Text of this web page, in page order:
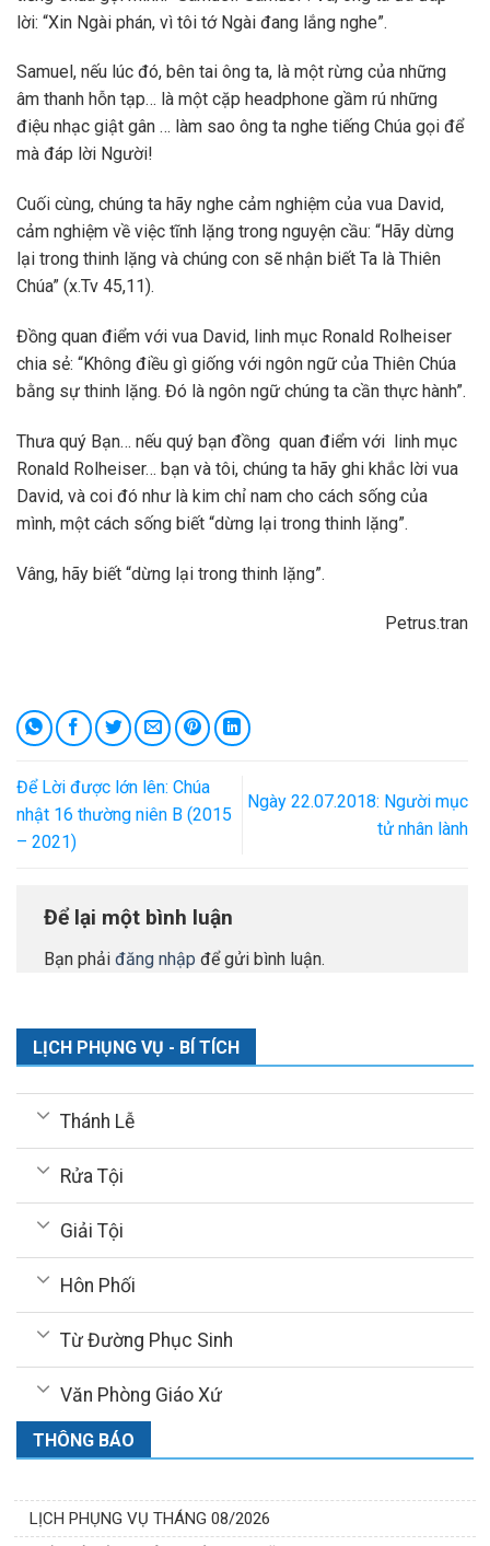
lời: “Xin Ngài phán, vì tôi tớ Ngài đang lắng nghe”.
Samuel, nếu lúc đó, bên tai ông ta, là một rừng của những
âm thanh hỗn tạp… là một cặp headphone gầm rú những
điệu nhạc giật gân … làm sao ông ta nghe tiếng Chúa gọi để
mà đáp lời Người!
Cuối cùng, chúng ta hãy nghe cảm nghiệm của vua David,
cảm nghiệm về việc tĩnh lặng trong nguyện cầu: “Hãy dừng
lại trong thinh lặng và chúng con sẽ nhận biết Ta là Thiên
Chúa” (x.Tv 45,11).
Đồng quan điểm với vua David, linh mục Ronald Rolheiser
chia sẻ: “Không điều gì giống với ngôn ngữ của Thiên Chúa
bằng sự thinh lặng. Đó là ngôn ngữ chúng ta cần thực hành”.
Thưa quý Bạn… nếu quý bạn đồng quan điểm với linh mục
Ronald Rolheiser… bạn và tôi, chúng ta hãy ghi khắc lời vua
David, và coi đó như là kim chỉ nam cho cách sống của
mình, một cách sống biết “dừng lại trong thinh lặng”.
Vâng, hãy biết “dừng lại trong thinh lặng”.
Petrus.tran
Để Lời được lớn lên: Chúa
nhật 16 thường niên B (2015
– 2021)
Ngày 22.07.2018: Người mục
tử nhân lành
Để lại một bình luận
Bạn phải đăng nhập để gửi bình luận.
LỊCH PHỤNG VỤ - BÍ TÍCH
Thánh Lễ
Rửa Tội
Giải Tội
Hôn Phối
Từ Đường Phục Sinh
Văn Phòng Giáo Xứ
THÔNG BÁO
LỊCH PHỤNG VỤ THÁNG 08/2026